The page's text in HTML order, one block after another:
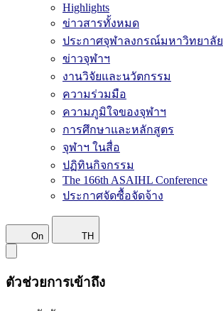
Highlights
ข่าวสารทั้งหมด
ประกาศจุฬาลงกรณ์มหาวิทยาลัย
ข่าวจุฬาฯ
งานวิจัยและนวัตกรรม
ความร่วมมือ
ความภูมิใจของจุฬาฯ
การศึกษาและหลักสูตร
จุฬาฯ ในสื่อ
ปฏิทินกิจกรรม
The 166th ASAIHL Conference
ประกาศจัดซื้อจัดจ้าง
On TH
ตัวช่วยการเข้าถึง